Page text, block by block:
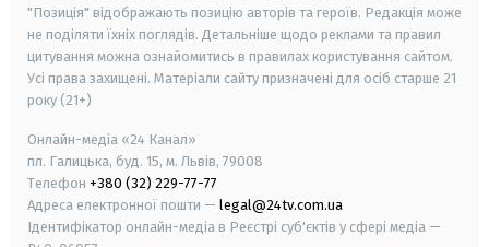
"Позиція" відображають позицію авторів та героїв. Редакція може
не поділяти їхніх поглядів. Детальніше щодо реклами та правил
цитування можна ознайомитись в правилах користування сайтом.
Усі права захищені. Матеріали сайту призначені для осіб старше 21
року (21+)
Онлайн-медіа «24 Канал»
пл. Галицька, буд. 15, м. Львів, 79008
Телефон +380 (32) 229-77-77
Адреса електронної пошти — legal@24tv.com.ua
Ідентифікатор онлайн-медіа в Реєстрі суб'єктів у сфері медіа —